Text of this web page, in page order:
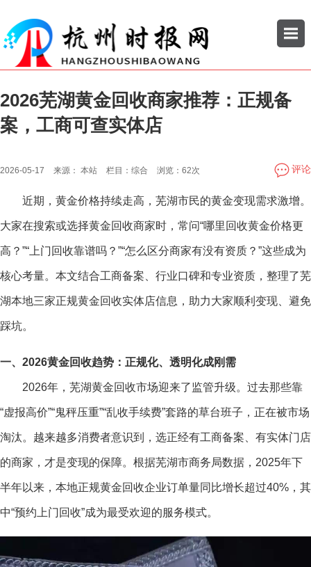
2026芜湖黄金回收商家推荐：正规备
案，工商可查实体店
2026-05-17 来源： 本站 栏目： 综合 浏览： 62次 评论
近期，黄金价格持续走高，芜湖市民的黄金变现需求激增。
大家在搜索或选择黄金回收商家时，常问“哪里回收黄金价格更
高？”“上门回收靠谱吗？”“怎么区分商家有没有资质？”这些成为
核心考量。本文结合工商备案、行业口碑和专业资质，整理了芜
湖本地三家正规黄金回收实体店信息，助力大家顺利变现、避免
踩坑。
一、2026黄金回收趋势：正规化、透明化成刚需
2026年，芜湖黄金回收市场迎来了监管升级。过去那些靠
“虚报高价”“鬼秤压重”“乱收手续费”套路的草台班子，正在被市场
淘汰。越来越多消费者意识到，选正经有工商备案、有实体门店
的商家，才是变现的保障。根据芜湖市商务局数据，2025年下
半年以来，本地正规黄金回收企业订单量同比增长超过40%，其
中“预约上门回收”成为最受欢迎的服务模式。